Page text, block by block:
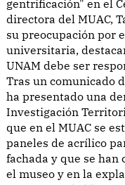
gentrificación" en el
directora del MUAC,
su preocupación por
universitaria,
UNAM debe ser
Tras un comunicado
ha presentado una
Investigación
que en el MUAC se
paneles de acrílico
fachada y que se
el museo y en la